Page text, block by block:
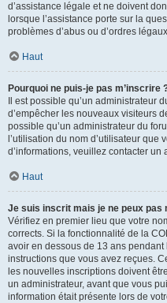
d’assistance légale et ne doivent
lorsque l’assistance porte sur la
problèmes d’abus ou d’ordres
Haut
Pourquoi ne puis-je pas m’inscrire
Il est possible qu’un administrateur
d’empêcher les nouveaux visiteurs
possible qu’un administrateur du
l’utilisation du nom d’utilisateur que
d’informations, veuillez contacter un
Haut
Je suis inscrit mais je ne peux pas
Vérifiez en premier lieu que votre
corrects. Si la fonctionnalité de la
avoir en dessous de 13 ans
instructions que vous avez reçues.
les nouvelles inscriptions doivent
un administrateur, avant que vous
information était présente lors de